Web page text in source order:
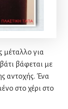
για
βάφεται με
αντοχής. Ένα
στο χέρι στο